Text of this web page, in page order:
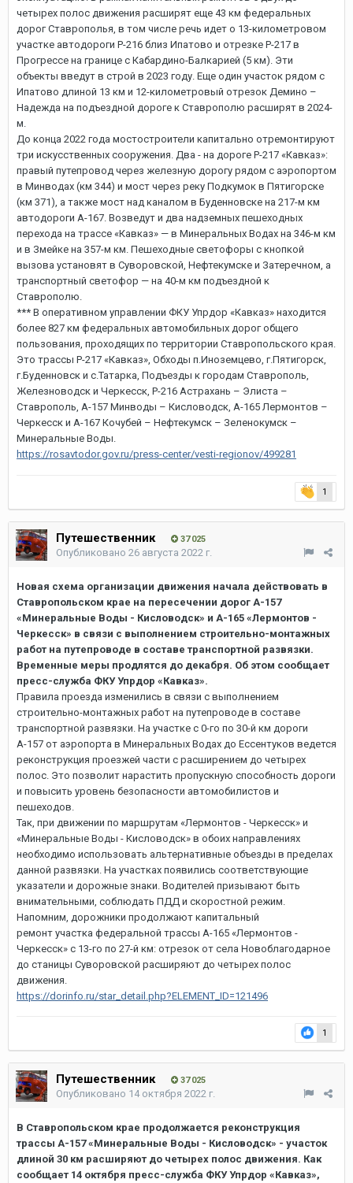
четырех полос движения расширят еще 43 км федеральных
дорог Ставрополья, в том числе речь идет о 13-километровом
участке автодороги Р-216 близ Ипатово и отрезке Р-217 в
Прогрессе на границе с Кабардино-Балкарией (5 км). Эти
объекты введут в строй в 2023 году. Еще один участок рядом с
Ипатово длиной 13 км и 12-километровый отрезок Демино –
Надежда на подъездной дороге к Ставрополю расширят в 2024-
м.
До конца 2022 года мостостроители капитально отремонтируют
три искусственных сооружения. Два - на дороге Р-217 «Кавказ»:
правый путепровод через железную дорогу рядом с аэропортом
в Минводах (км 344) и мост через реку Подкумок в Пятигорске
(км 371), а также мост над каналом в Буденновске на 217-м км
автодороги А-167. Возведут и два надземных пешеходных
перехода на трассе «Кавказ» — в Минеральных Водах на 346-м км
и в Змейке на 357-м км. Пешеходные светофоры с кнопкой
вызова установят в Суворовской, Нефтекумске и Затеречном, а
транспортный светофор — на 40-м км подъездной к
Ставрополю.
*** В оперативном управлении ФКУ Упрдор «Кавказ» находится
более 827 км федеральных автомобильных дорог общего
пользования, проходящих по территории Ставропольского края.
Это трассы Р-217 «Кавказ», Обходы п.Иноземцево, г.Пятигорск,
г.Буденновск и с.Татарка, Подъезды к городам Ставрополь,
Железноводск и Черкесск, Р-216 Астрахань – Элиста –
Ставрополь, А-157 Минводы – Кисловодск, А-165 Лермонтов –
Черкесск и А-167 Кочубей – Нефтекумск – Зеленокумск –
Минеральные Воды.
https://rosavtodor.gov.ru/press-center/vesti-regionov/499281
1
Путешественник 37 025
Опубликовано 26 августа 2022 г.
Новая схема организации движения начала действовать в
Ставропольском крае на пересечении дорог А-157
«Минеральные Воды - Кисловодск» и А-165 «Лермонтов -
Черкесск» в связи с выполнением строительно-монтажных
работ на путепроводе в составе транспортной развязки.
Временные меры продлятся до декабря. Об этом сообщает
пресс-служба ФКУ Упрдор «Кавказ».
Правила проезда изменились в связи с выполнением
строительно-монтажных работ на путепроводе в составе
транспортной развязки. На участке с 0-го по 30-й км дороги
А-157 от аэропорта в Минеральных Водах до Ессентуков ведется
реконструкция проезжей части с расширением до четырех
полос. Это позволит нарастить пропускную способность дороги
и повысить уровень безопасности автомобилистов и
пешеходов.
Так, при движении по маршрутам «Лермонтов - Черкесск» и
«Минеральные Воды - Кисловодск» в обоих направлениях
необходимо использовать альтернативные объезды в пределах
данной развязки. На участках появились соответствующие
указатели и дорожные знаки. Водителей призывают быть
внимательными, соблюдать ПДД и скоростной режим.
Напомним, дорожники продолжают капитальный
ремонт участка федеральной трассы А-165 «Лермонтов -
Черкесск» с 13-го по 27-й км: отрезок от села Новоблагодарное
до станицы Суворовской расширяют до четырех полос
движения.
https://dorinfo.ru/star_detail.php?ELEMENT_ID=121496
1
Путешественник 37 025
Опубликовано 14 октября 2022 г.
В Ставропольском крае продолжается реконструкция
трассы А-157 «Минеральные Воды - Кисловодск» - участок
длиной 30 км расширяют до четырех полос движения. Как
сообщает 14 октября пресс-служба ФКУ Упрдор «Кавказ»,